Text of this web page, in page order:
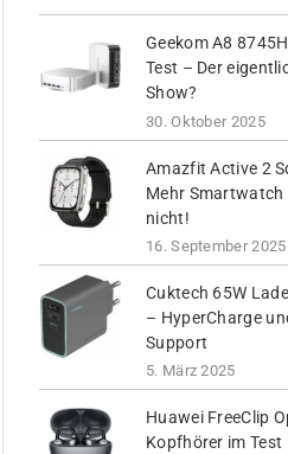
Geekom A8
Test – Der
Show?
30. Oktober 2025
Amazfit Active 2
Mehr
nicht!
16. September 2025
Cuktech 65W
– HyperCharge
Support
5. März 2025
Huawei FreeClip
Kopfhörer im Test